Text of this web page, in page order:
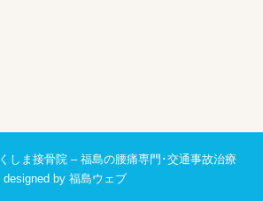
しま接骨院 – 福島の腰痛専門･交通事故治療
designed by 福島ウェブ